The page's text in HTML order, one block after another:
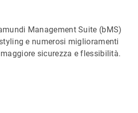
Management Suite (bMS)
e numerosi miglioramenti
sicurezza e flessibilità.